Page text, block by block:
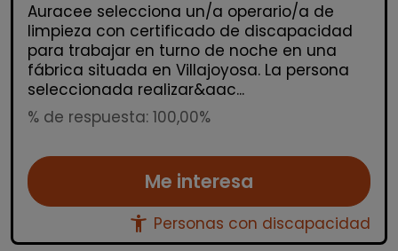
Auracee selecciona un/a operario/a de
limpieza con certificado de discapacidad
para trabajar en turno de noche en una
fábrica situada en Villajoyosa. La persona
seleccionada realizar&aac...
% de respuesta: 100,00%
Me interesa
accessibility_new Personas con discapacidad